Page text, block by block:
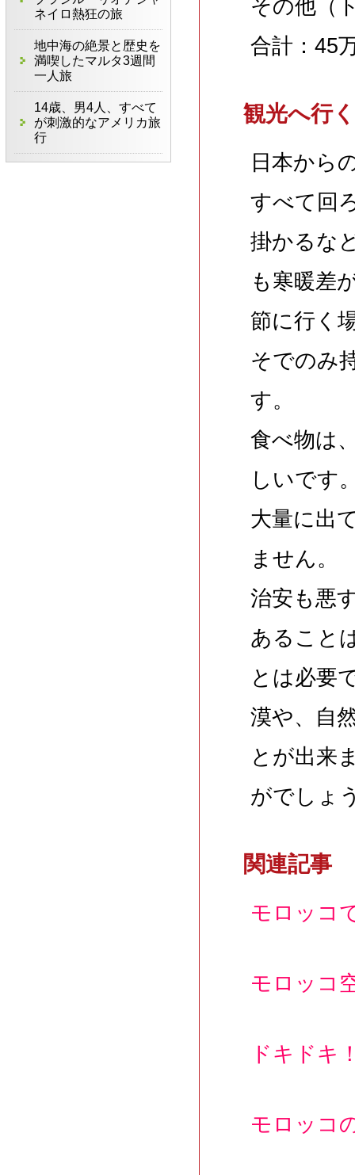
その他（
合計：45
観光へ行
日本から
すべて回
掛かるな
も寒暖差
節に行く
そでのみ
す。
食べ物は
しいです
大量に出
ません。
治安も悪
あること
とは必要
漠や、自
とが出来
がでしょ
関連記事
モロッコ
モロッコ
ドキドキ
モロッコ
ネイロ熱狂の旅
地中海の絶景と歴史を
満喫したマルタ3週間
一人旅
14歳、男4人、すべて
が刺激的なアメリカ旅
行